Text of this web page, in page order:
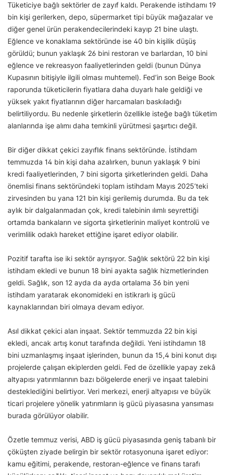
Tüketiciye bağlı sektörler de zayıf kaldı. Perakende istihdamı 19
bin kişi gerilerken, depo, süpermarket tipi büyük mağazalar ve
diğer genel ürün perakendecilerindeki kayıp 21 bine ulaştı.
Eğlence ve konaklama sektöründe ise 40 bin kişilik düşüş
görüldü; bunun yaklaşık 26 bini restoran ve barlardan, 10 bini
eğlence ve rekreasyon faaliyetlerinden geldi (bunun Dünya
Kupasının bitişiyle ilgili olması muhtemel). Fed’in son Beige Book
raporunda tüketicilerin fiyatlara daha duyarlı hale geldiği ve
yüksek yakıt fiyatlarının diğer harcamaları baskıladığı
belirtiliyordu. Bu nedenle şirketlerin özellikle isteğe bağlı tüketim
alanlarında işe alımı daha temkinli yürütmesi şaşırtıcı değil.
Bir diğer dikkat çekici zayıflık finans sektöründe. İstihdam
temmuzda 14 bin kişi daha azalırken, bunun yaklaşık 9 bini
kredi faaliyetlerinden, 7 bini sigorta şirketlerinden geldi. Daha
önemlisi finans sektöründeki toplam istihdam Mayıs 2025’teki
zirvesinden bu yana 121 bin kişi gerilemiş durumda. Bu da tek
aylık bir dalgalanmadan çok, kredi talebinin ılımlı seyrettiği
ortamda bankaların ve sigorta şirketlerinin maliyet kontrolü ve
verimlilik odaklı hareket ettiğine işaret ediyor olabilir.
Pozitif tarafta ise iki sektör ayrışıyor. Sağlık sektörü 22 bin kişi
istihdam ekledi ve bunun 18 bini ayakta sağlık hizmetlerinden
geldi. Sağlık, son 12 ayda da ayda ortalama 36 bin yeni
istihdam yaratarak ekonomideki en istikrarlı iş gücü
kaynaklarından biri olmaya devam ediyor.
Asıl dikkat çekici alan inşaat. Sektör temmuzda 22 bin kişi
ekledi, ancak artış konut tarafında değildi. Yeni istihdamın 18
bini uzmanlaşmış inşaat işlerinden, bunun da 15,4 bini konut dışı
projelerde çalışan ekiplerden geldi. Fed de özellikle yapay zekâ
altyapısı yatırımlarının bazı bölgelerde enerji ve inşaat talebini
desteklediğini belirtiyor. Veri merkezi, enerji altyapısı ve büyük
ticari projelere yönelik yatırımların iş gücü piyasasına yansıması
burada görülüyor olabilir.
Özetle temmuz verisi, ABD iş gücü piyasasında geniş tabanlı bir
çöküşten ziyade belirgin bir sektör rotasyonuna işaret ediyor:
kamu eğitimi, perakende, restoran-eğlence ve finans tarafı